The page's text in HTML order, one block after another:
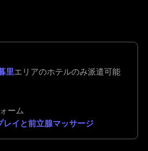
里エリアのホテルのみ派遣可能
ーム
レイと前立腺マッサージ